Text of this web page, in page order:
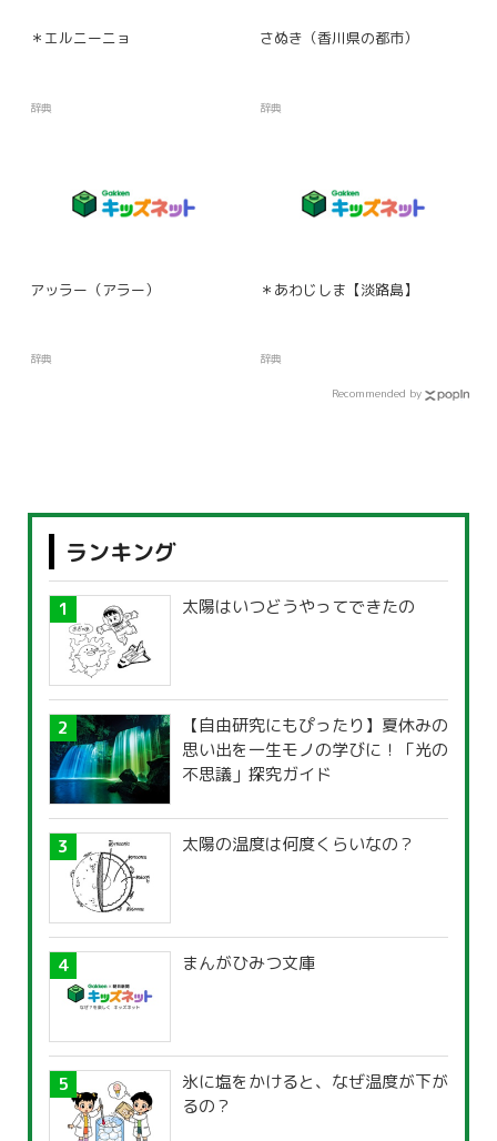
＊エルニーニョ
辞典
さぬき（香川県の都市）
辞典
アッラー（アラー）
辞典
＊あわじしま【淡路島】
辞典
Recommended by
ランキング
太陽はいつどうやってできたの
【自由研究にもぴったり】夏休みの
思い出を一生モノの学びに！「光の
不思議」探究ガイド
太陽の温度は何度くらいなの？
まんがひみつ文庫
氷に塩をかけると、なぜ温度が下が
るの？